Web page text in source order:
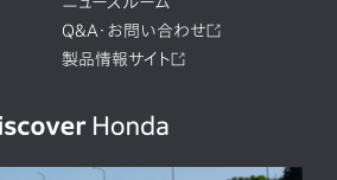
Q&A・お問い合わせ
製品情報サイト